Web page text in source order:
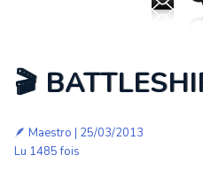
🎬
🪶 Maestro | 25/03/2013
Lu 1485 fois